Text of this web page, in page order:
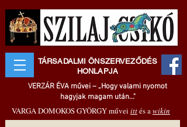
TÁRSADALMI ÖNSZERVEZŐDÉS
HONLAPJA
VERZÁR ÉVA művei – „Hogy valami nyomot
hagyjak magam után..."
VARGA DOMOKOS GYÖRGY művei ittés awikin